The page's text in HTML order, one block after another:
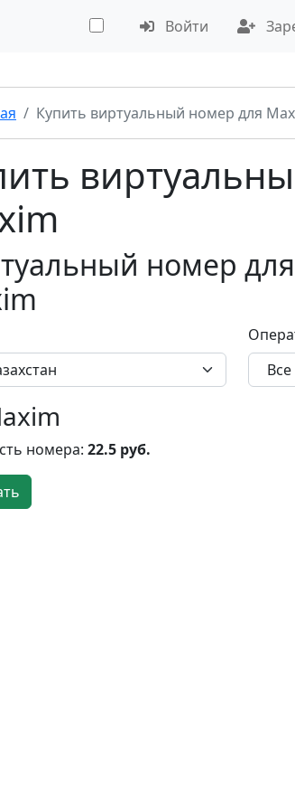
Войти
Купить виртуальный номер для
номер
номера: 22.5 руб.